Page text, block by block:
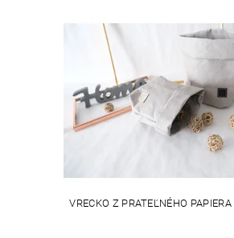
VRECKO Z PRATEĽNÉHO